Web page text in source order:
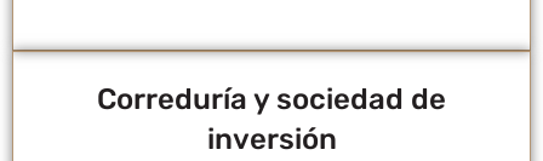
Correduría y sociedad de
inversión